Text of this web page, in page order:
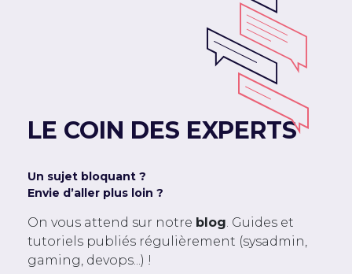
LE COIN DES EXPERTS
Un sujet bloquant ?
Envie d’aller plus loin ?
On vous attend sur notre blog. Guides et
tutoriels publiés régulièrement (sysadmin,
gaming, devops...) !